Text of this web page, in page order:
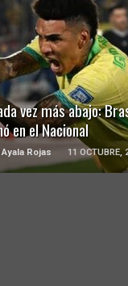
vez más abajo:
en el Nacional
Rojas 11 OCTUBRE,
LEER MÁS